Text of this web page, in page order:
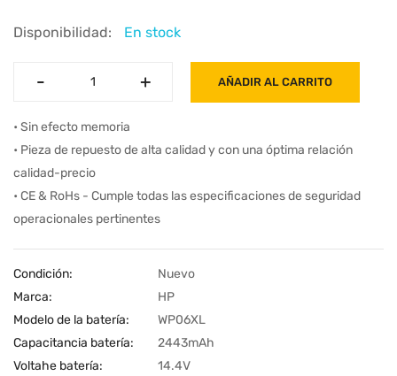
Disponibilidad: En stock
- +
- + AÑADIR AL CARRITO
• Sin efecto memoria
• Pieza de repuesto de alta calidad y con una óptima relación
calidad-precio
• CE & RoHs - Cumple todas las especificaciones de seguridad
operacionales pertinentes
Condición:
Nuevo
Marca:
HP
Modelo de la batería:
WP06XL
Capacitancia batería:
2443mAh
Voltahe batería:
14.4V